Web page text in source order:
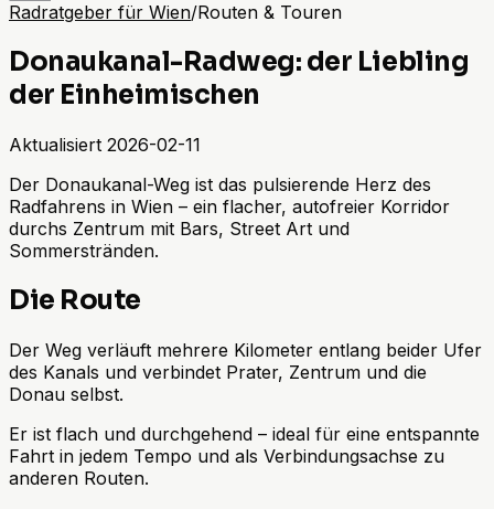
Radratgeber für Wien/Routen & Touren
Donaukanal-Radweg: der Liebling
der Einheimischen
Aktualisiert 2026-02-11
Der Donaukanal-Weg ist das pulsierende Herz des
Radfahrens in Wien – ein flacher, autofreier Korridor
durchs Zentrum mit Bars, Street Art und
Sommerstränden.
Die Route
Der Weg verläuft mehrere Kilometer entlang beider Ufer
des Kanals und verbindet Prater, Zentrum und die
Donau selbst.
Er ist flach und durchgehend – ideal für eine entspannte
Fahrt in jedem Tempo und als Verbindungsachse zu
anderen Routen.